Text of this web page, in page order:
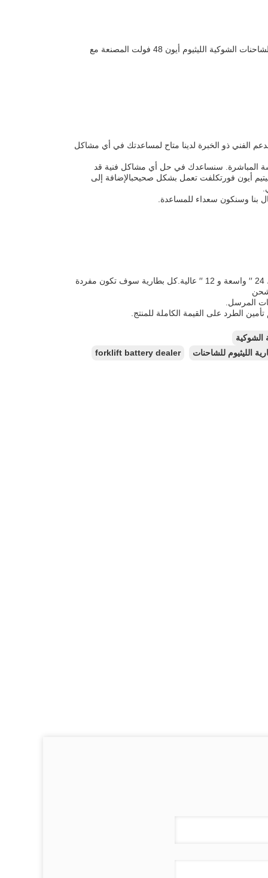
بطارية الشاحنات الشوكية بطارية الشاحنات الشوكية الليثيوم أيون 48 فولت المصنعة مع
أيون فورتكلفتفريق الدعم الفني ذو الخبرة لدينا متاح لمساعدتك في أي مشاكل
المباشرة. سنساعدك في حل أي مشاكل فنية قد
نقدم أيضا خدمات التثبيت والصيانة لضمان بطارية الـ 48 فولت ليتيم أيون فورتكلفت تعمل بشكل صحيحبالإضافة إلى
بنا وسنكون سعداء للمساعدة.
سيتم تعبئة بطارية الـ 48 فولت ليثيوم أيون فورك فليفت في صندوق بأبعاد: 48 ′′ طويلة، 24 ′′ واسعة و 12 ′′ عالية.كل بطارية سوف تكون مفردة
المرسل.
الطرد على القيمة الكاملة للمنتج.
الشوكية
forklift battery dealer